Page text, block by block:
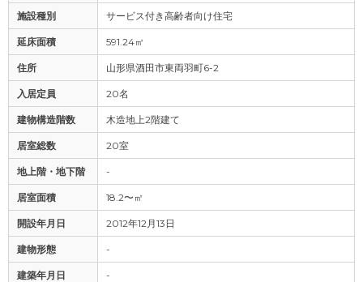
施設種別 サービス付き高齢者向け住宅
延床面積 591.24㎡
住所 山形県酒田市東両羽町6-2
入居定員 20名
建物構造階数 木造地上2階建て
居室総数 20室
地上階・地下階 -
居室面積 18.2〜㎡
開設年月日 2012年12月13日
建物形態 -
建築年月日 -